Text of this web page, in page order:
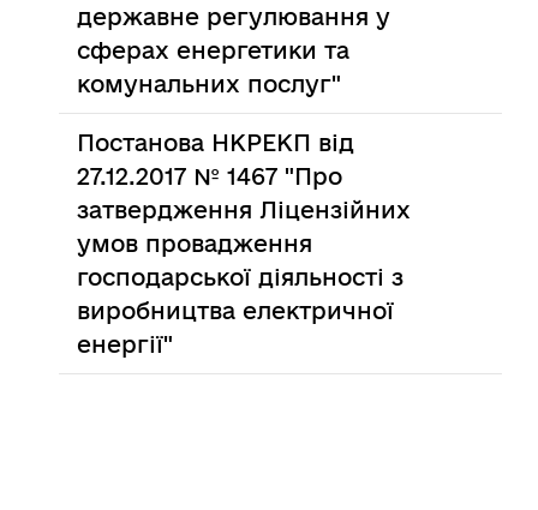
державне регулювання у
сферах енергетики та
комунальних послуг"
Постанова НКРЕКП від
27.12.2017 № 1467 "Про
затвердження Ліцензійних
умов провадження
господарської діяльності з
виробництва електричної
енергії"